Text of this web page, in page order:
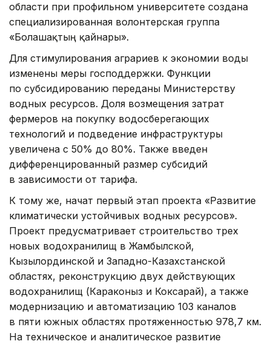
области при профильном университете создана
специализированная волонтерская группа
«Болашақтың қайнары».
Для стимулирования аграриев к экономии воды
изменены меры господдержки. Функции
по субсидированию переданы Министерству
водных ресурсов. Доля возмещения затрат
фермеров на покупку водосберегающих
технологий и подведение инфраструктуры
увеличена с 50% до 80%. Также введен
дифференцированный размер субсидий
в зависимости от тарифа.
К тому же, начат первый этап проекта «Развитие
климатически устойчивых водных ресурсов».
Проект предусматривает строительство трех
новых водохранилищ в Жамбылской,
Кызылординской и Западно-Казахстанской
областях, реконструкцию двух действующих
водохранилищ (Караконыз и Коксарай), а также
модернизацию и автоматизацию 103 каналов
в пяти южных областях протяженностью 978,7 км.
На техническое и аналитическое развитие